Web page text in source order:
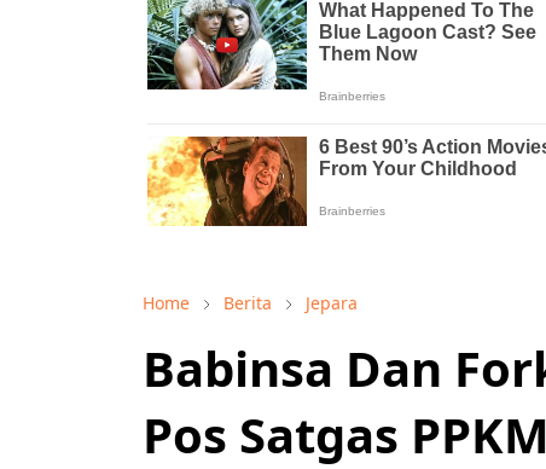
Home Berita Jepara
Babinsa Dan
Pos Satgas